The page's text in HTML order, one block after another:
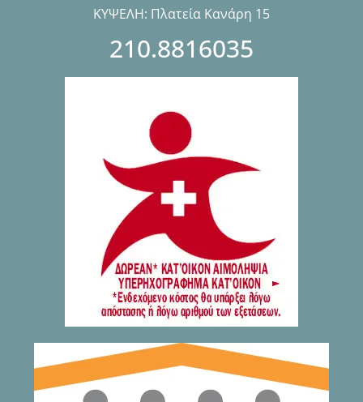
ΚΥΨΕΛΗ: Πλατεία Κανάρη 15
210.8816035